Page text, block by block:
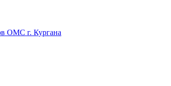
ОМС г. Кургана